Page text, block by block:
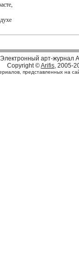
Электронный арт-журнал
Copyright ©Arifis, 2005-
представленных на